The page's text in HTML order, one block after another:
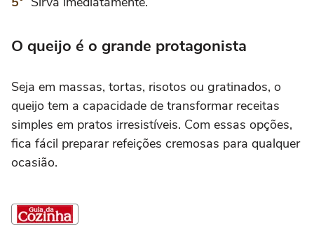
O queijo é o grande protagonista
Seja em massas, tortas, risotos ou gratinados, o
queijo tem a capacidade de transformar receitas
simples em pratos irresistíveis. Com essas opções,
fica fácil preparar refeições cremosas para qualquer
ocasião.